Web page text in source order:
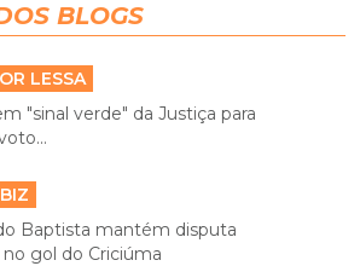
BLOGS
LESSA
"sinal verde" da Justiça para
Baptista mantém disputa
gol do Criciúma